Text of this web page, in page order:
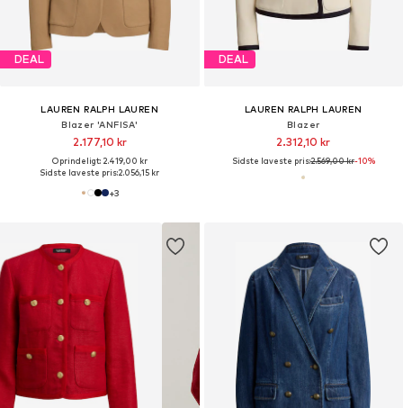
DEAL
LAUREN RALPH LAUREN
Blazer 'ANFISA'
2.177,10 kr
Oprindeligt: 2.419,00 kr
Sidste laveste pris:2.056,15 kr
+3
DEAL
LAUREN RALPH LAUREN
Blazer
2.312,10 kr
Sidste laveste pris:2.569,00 kr-10%